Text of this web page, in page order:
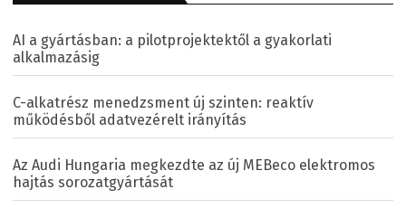
AI a gyártásban: a pilotprojektektől a gyakorlati
alkalmazásig
C-alkatrész menedzsment új szinten: reaktív
működésből adatvezérelt irányítás
Az Audi Hungaria megkezdte az új MEBeco elektromos
hajtás sorozatgyártását